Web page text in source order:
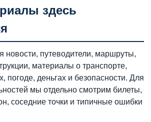
здесь
новости, путеводители, маршруты,
материалы о транспорте,
погоде, деньгах и безопасности. Для
мы отдельно смотрим билеты,
соседние точки и типичные ошибки